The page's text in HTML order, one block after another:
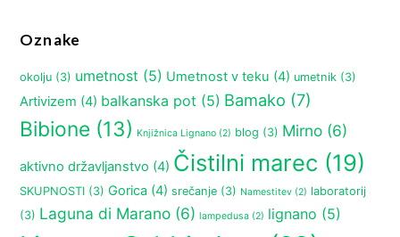
Oznake
okolju (3) umetnost (5) Umetnost v teku (4) umetnik (3)
Artivizem (4) balkanska pot (5) Bamako (7)
Bibione (13) Knjižnica Lignano (2) blog (3) Mirno (6)
aktivno državljanstvo (4) Čistilni marec (19)
SKUPNOSTI (3) Gorica (4) srečanje (3) Namestitev (2) laboratorij
(3) Laguna di Marano (6) lampedusa (2) lignano (5)